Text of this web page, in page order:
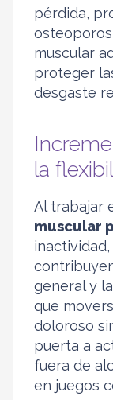
pérdida,
muscular
proteger
desgaste
la
Al trabajar
muscular
general y
que
doloroso
puerta a
fuera de
en juegos